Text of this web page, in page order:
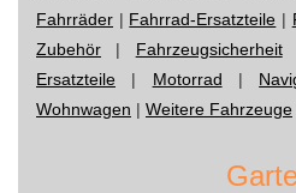
Fahrräder | Fahrrad-Ersatzteile |
Zubehör | Fahrzeugsicherheit
Ersatzteile | Motorrad |
Wohnwagen | Weitere Fahrzeuge